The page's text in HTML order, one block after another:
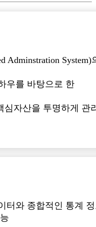
Adminstration System)
우를 바탕으로 한
심자산을 투명하게 관
터와 종합적인 통계